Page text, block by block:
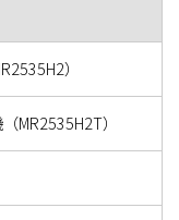
）
MR2535H2T）